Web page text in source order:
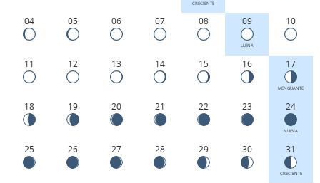
CRECIENTE
04 05 06 07 08 09
LLENA
10
11 12 13 14 15 16 17
MENGUANTE
18 19 20 21 22 23 24
NUEVA
25 26 27 28 29 30 31
CRECIENTE